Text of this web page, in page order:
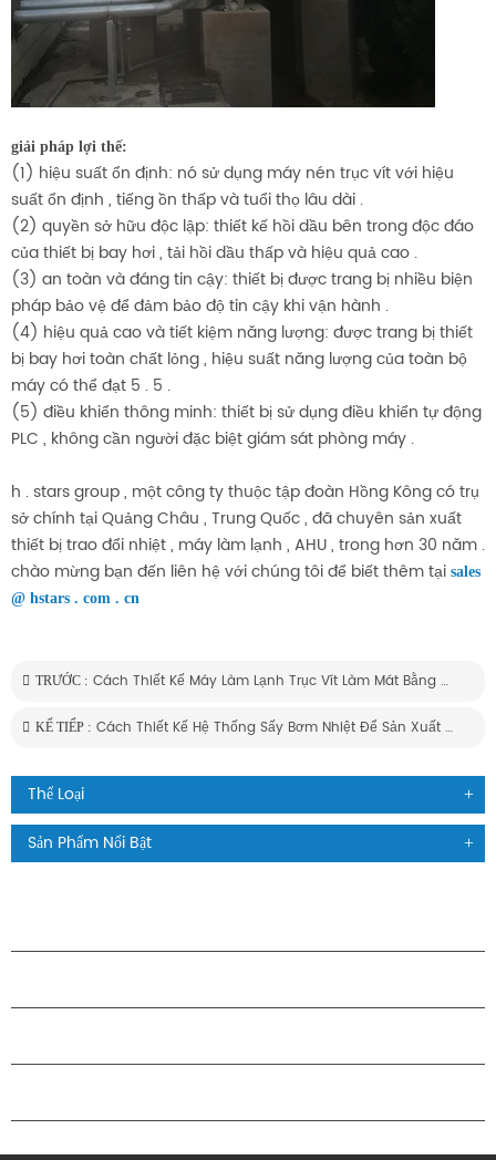
giải pháp lợi thế:
(1) hiệu suất ổn định: nó sử dụng máy nén trục vít với hiệu
suất ổn định , tiếng ồn thấp và tuổi thọ lâu dài .
(2) quyền sở hữu độc lập: thiết kế hồi dầu bên trong độc đáo
của thiết bị bay hơi , tải hồi dầu thấp và hiệu quả cao .
(3) an toàn và đáng tin cậy: thiết bị được trang bị nhiều biện
pháp bảo vệ để đảm bảo độ tin cậy khi vận hành .
(4) hiệu quả cao và tiết kiệm năng lượng: được trang bị thiết
bị bay hơi toàn chất lỏng , hiệu suất năng lượng của toàn bộ
máy có thể đạt 5 . 5 .
(5) điều khiển thông minh: thiết bị sử dụng điều khiển tự động
PLC , không cần người đặc biệt giám sát phòng máy .
h . stars group , một công ty thuộc tập đoàn Hồng Kông có trụ
sở chính tại Quảng Châu , Trung Quốc , đã chuyên sản xuất
thiết bị trao đổi nhiệt , máy làm lạnh , AHU , trong hơn 30 năm .
chào mừng bạn đến liên hệ với chúng tôi để biết thêm tại sales
@ hstars . com . cn
TRƯỚC : Cách Thiết Kế Máy Làm Lạnh Trục Vít Làm Mát Bằng Không Khí Nước Biển Chống Ăn Mòn Tốt Nhất --- Cho Dàn Khoan Ngoài Khơi
KẾ TIẾP : Cách Thiết Kế Hệ Thống Sấy Bơm Nhiệt Để Sản Xuất Sấy
Thể Loại
Sản Phẩm Nổi Bật